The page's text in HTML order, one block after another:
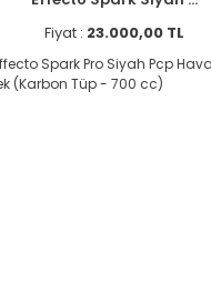
Fiyat : 23.000,00 TL